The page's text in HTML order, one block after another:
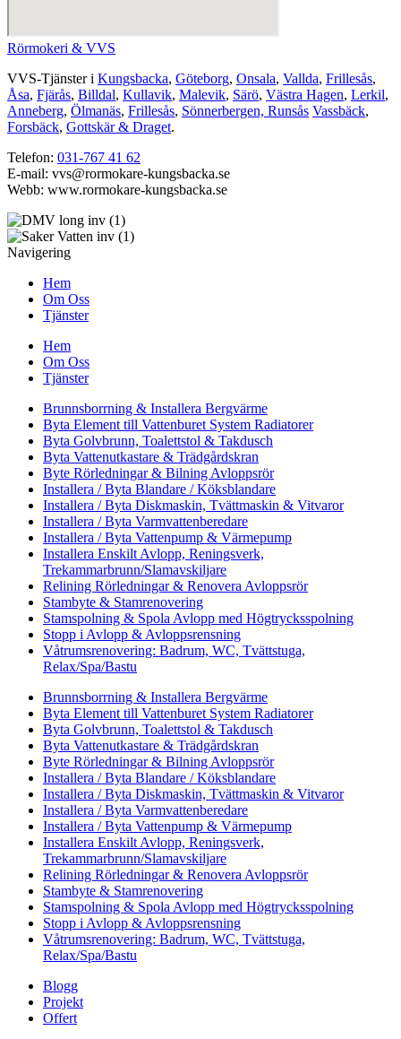
Rörmokeri & VVS
VVS-Tjänster i Kungsbacka, Göteborg, Onsala, Vallda, Frillesås,
Åsa, Fjärås, Billdal, Kullavik, Malevik, Särö, Västra Hagen, Lerkil,
Anneberg, Ölmanäs, Frillesås, Sönnerbergen, Runsås Vassbäck,
Forsbäck, Gottskär & Draget.
Telefon: 031-767 41 62
E-mail: vvs@rormokare-kungsbacka.se
Webb: www.rormokare-kungsbacka.se
Navigering
Hem
Om Oss
Tjänster
Hem
Om Oss
Tjänster
Brunnsborrning & Installera Bergvärme
Byta Element till Vattenburet System Radiatorer
Byta Golvbrunn, Toalettstol & Takdusch
Byta Vattenutkastare & Trädgårdskran
Byte Rörledningar & Bilning Avloppsrör
Installera / Byta Blandare / Köksblandare
Installera / Byta Diskmaskin, Tvättmaskin & Vitvaror
Installera / Byta Varmvattenberedare
Installera / Byta Vattenpump & Värmepump
Installera Enskilt Avlopp, Reningsverk,
Trekammarbrunn/Slamavskiljare
Relining Rörledningar & Renovera Avloppsrör
Stambyte & Stamrenovering
Stamspolning & Spola Avlopp med Högtrycksspolning
Stopp i Avlopp & Avloppsrensning
Våtrumsrenovering: Badrum, WC, Tvättstuga,
Relax/Spa/Bastu
Brunnsborrning & Installera Bergvärme
Byta Element till Vattenburet System Radiatorer
Byta Golvbrunn, Toalettstol & Takdusch
Byta Vattenutkastare & Trädgårdskran
Byte Rörledningar & Bilning Avloppsrör
Installera / Byta Blandare / Köksblandare
Installera / Byta Diskmaskin, Tvättmaskin & Vitvaror
Installera / Byta Varmvattenberedare
Installera / Byta Vattenpump & Värmepump
Installera Enskilt Avlopp, Reningsverk,
Trekammarbrunn/Slamavskiljare
Relining Rörledningar & Renovera Avloppsrör
Stambyte & Stamrenovering
Stamspolning & Spola Avlopp med Högtrycksspolning
Stopp i Avlopp & Avloppsrensning
Våtrumsrenovering: Badrum, WC, Tvättstuga,
Relax/Spa/Bastu
Blogg
Projekt
Offert